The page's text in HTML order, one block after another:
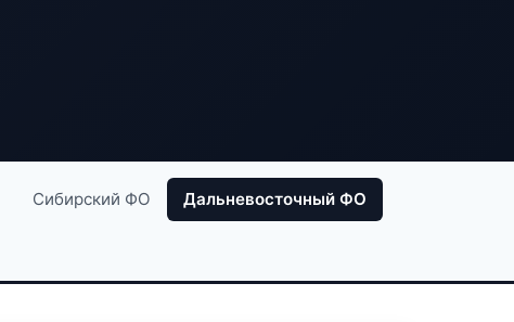
Сибирский ФО Дальневосточный ФО